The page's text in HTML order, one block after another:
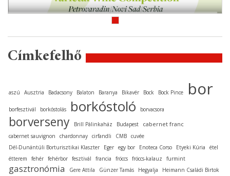
Címkefelhő
aszú Ausztria Badacsony Balaton Baranya Bikavér Bock Bock Pince bor
borfesztivál borkóstolás borkóstoló borvacsora
borverseny Brill Pálinkaház Budapest cabernet franc
cabernet sauvignon chardonnay cirfandli CMB cuvée
Dél-Dunántúli Borturisztikai Klaszter
Eger egy bor Enoteca Corso Etyeki Kúria
étel
étterem
fehér fehérbor fesztivál francia fröccs fröccs-kalauz furmint
gasztronómia Gere Attila Günzer Tamás Hegyalja
Heimann Családi Birtok